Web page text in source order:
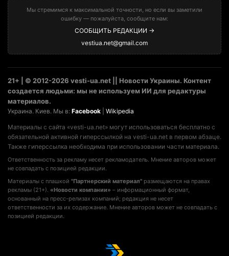
Мы стремимся к максимальной точности, но если вы заметили
ошибку — пожалуйста, сообщите нам:
СООБЩИТЬ РЕДАКЦИИ →
vestiua.net@gmail.com
21+ | © 2012-2026 vesti-ua.net || Новости Украины. Контент
создается людьми: мы не используем ИИ для редактуры
материалов.
Украина. Киев. Мы в: Facebook Wikipedia
Материалы с сайта «vesti-ua.net» могут использоваться бесплатно с
обязательной активной гиперссылкой на vesti-ua.net в первом абзаце.
Также гиперссылка необходима при использовании части материала.
Ответственность за рекламу несет рекламодатель. Мнение авторов может
не совпадать с позицией редакции.
Материалы с плашкой "Партнерский материал" размещаются на правах
рекламы (21+). «Новости компании» – информационный формат,
основанный на пресс-релизах компаний; редакция не несет
ответственности за их содержание. Мнение авторов может не совпадать с
позицией редакции.